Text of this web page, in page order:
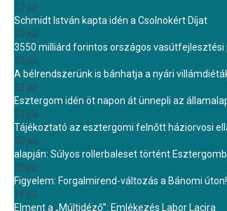
27 júl.
Schmidt István kapta idén a Csolnokért Díjat
23 júl.
3550 milliárd forintos országos
22 júl.
A bélrendszerünk is bánhatja a nyári
22 júl.
Esztergom idén öt napon át ünnepli az
22 júl.
Tájékoztató az esztergomi felnőtt háziorvosi
20 júl.
alapján: Súlyos rollerbaleset történt
20 júl.
Figyelem: Forgalmirend-változás a Bánomi úton!
16 júl.
Elment a „Múltidéző”: Emlékezés Labor Lacira